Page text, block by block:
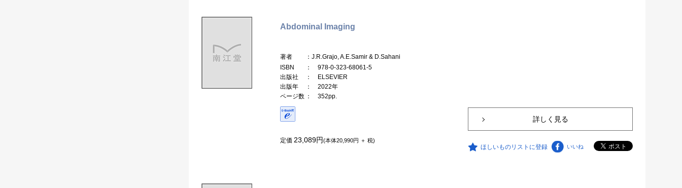
Abdominal Imaging
著者
：J.R.Grajo, A.E.Samir & D.Sahani
ISBN
： 978-0-323-68061-5
出版社
： ELSEVIER
出版年
： 2022年
ページ数 ： 352pp.
定価 23,089円(本体20,990円 ＋ 税)
詳しく見る
ほしいものリストに登録 いいね